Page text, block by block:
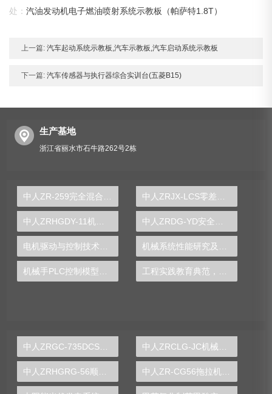
处：汽油发动机电子燃油喷射系统示教板（帕萨特1.8T）
上一篇: 汽车起动系统示教板,汽车示教板,汽车启动系统示教板
下一篇: 汽车传感器与执行器综合实训台(五菱B15)
生产基地
浙江省丽水市石牛路262号2栋
中人ZRGC-735DCS分布式过程控制系统实训装置